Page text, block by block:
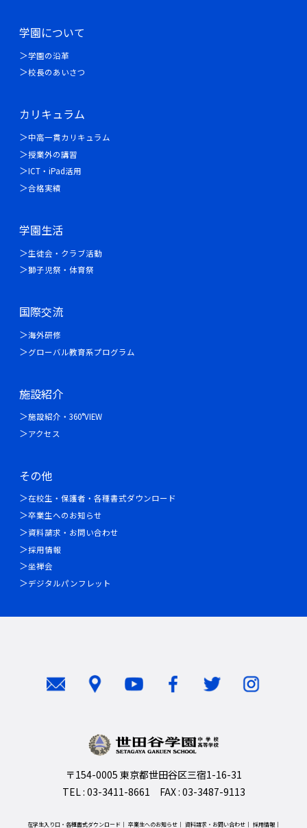
学園について
学園の沿革
校長のあいさつ
カリキュラム
中高一貫カリキュラム
授業外の講習
ICT・iPad活用
合格実績
学園生活
生徒会・クラブ活動
獅子児祭・体育祭
国際交流
海外研修
グローバル教育系プログラム
施設紹介
施設紹介・360°VIEW
アクセス
その他
在校生・保護者・各種書式ダウンロード
卒業生へのお知らせ
資料請求・お問い合わせ
採用情報
坐禅会
デジタルパンフレット
〒154-0005 東京都世田谷区三宿1-16-31
TEL : 03-3411-8661 FAX : 03-3487-9113
在学生入り口・各種書式ダウンロード 卒業生へのお知らせ 資料請求・お問い合わせ 採用情報